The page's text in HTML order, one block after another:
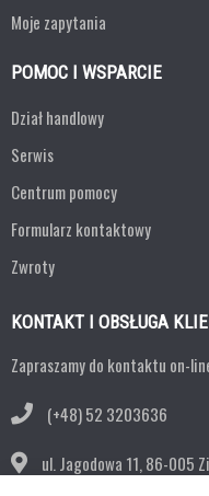
Moje zapytania
POMOC I WSPARCIE
Dział handlowy
Serwis
Centrum pomocy
Formularz kontaktowy
Zwroty
KONTAKT I OBSŁUGA
Zapraszamy do kontaktu on-
(+48) 52 3203636
ul. Jagodowa 11, 86-005